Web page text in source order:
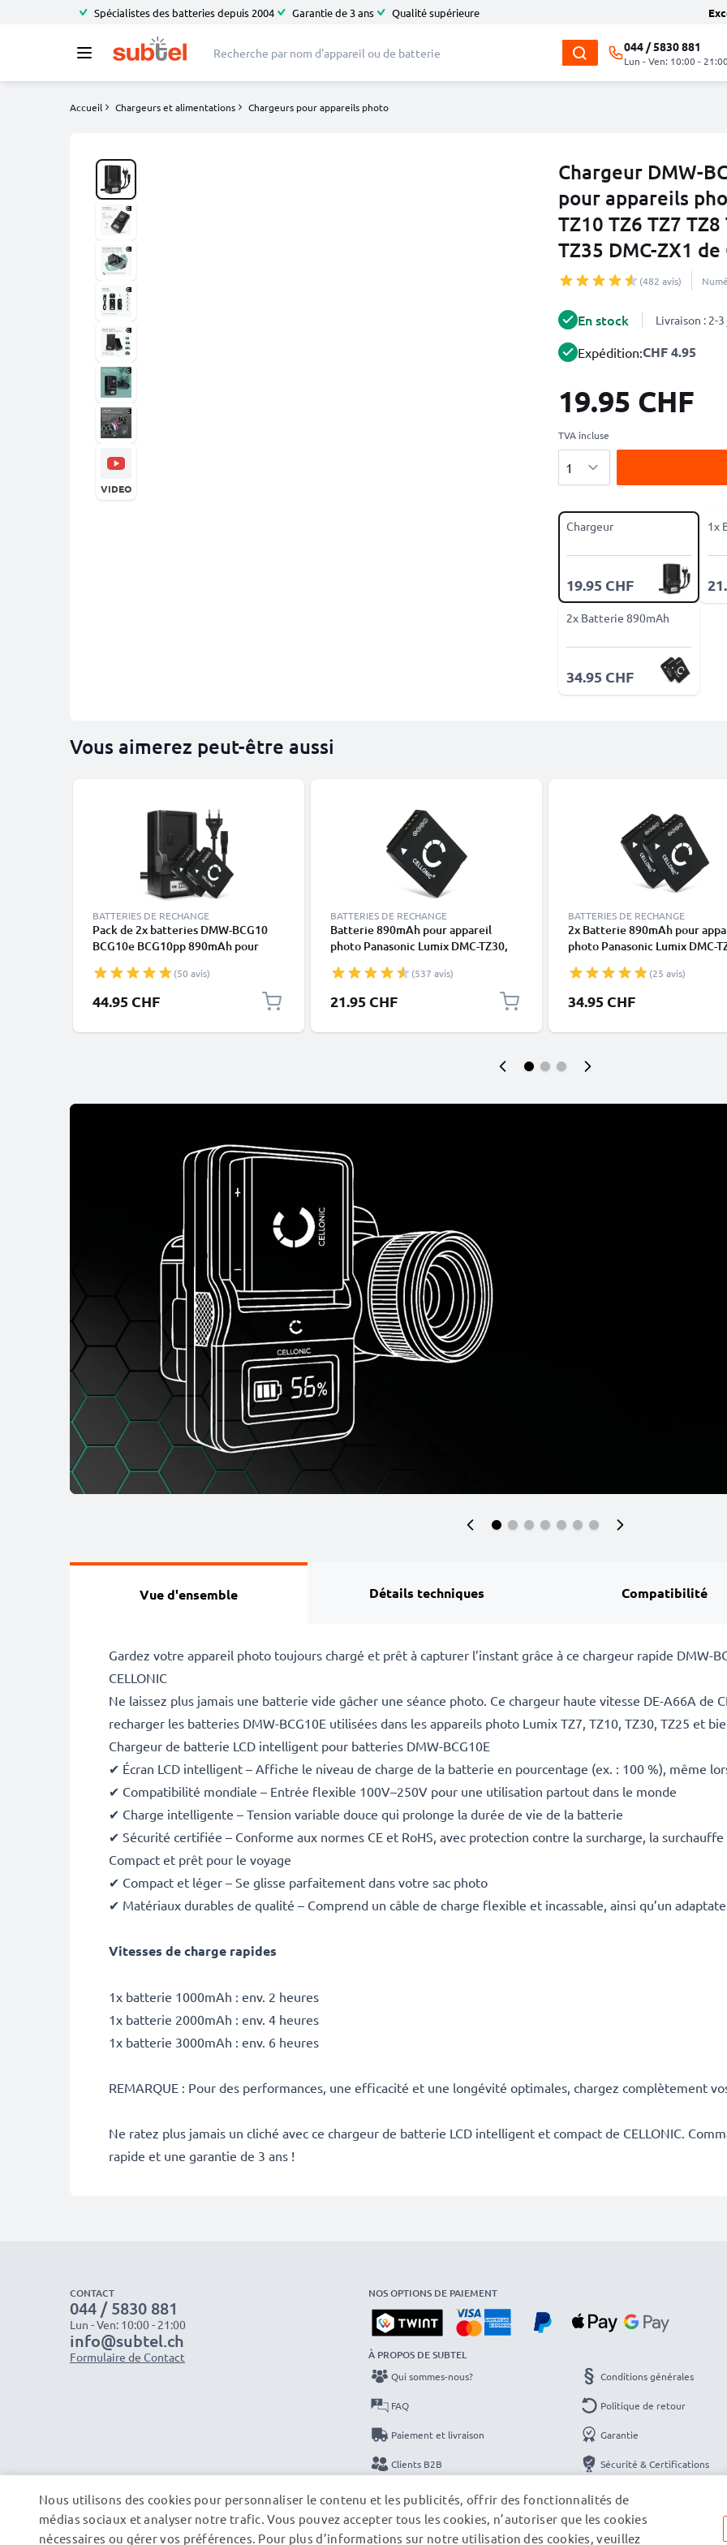
Spécialistes des batteries depuis 2004 Garantie de 3 ans Qualité supérieure
044 / 5830 881
Lun - Ven: 10:00 - 21:00
Accueil Chargeurs et alimentations Chargeurs pour appareils photo
Chargeur DMW-
pour appareils
TZ10 TZ6 TZ7
TZ35 DMC-ZX1 de
(482 avis)
VIDEO
En stock Livraison : 2-
Expédition:CHF 4.95
19.95 CHF
TVA incluse
Chargeur
19.95 CHF
1x
2x Batterie 890mAh
34.95 CHF
Vous aimerez peut-être aussi
BATTERIES DE RECHANGE
Pack de 2x batteries DMW-BCG10
BCG10e BCG10pp 890mAh pour
DMC-TZ10 TZ6 TZ7 TZ8 TZ18 TZ20
TZ25 TZ30 TZ31 TZ35 DMC-ZX1 -
Avec chargeur DE-A66 et câble
(50 avis)
44.95 CHF
BATTERIES DE RECHANGE
Batterie 890mAh pour appareil
photo Panasonic Lumix DMC-TZ30,
Remplacement modèle DMW-BCG10
-BCG10E -BCG10pp
(537 avis)
21.95 CHF
BATTERIES DE RECHANGE
2x Batterie 890mAh pour
photo Panasonic Lumix DMC-
Remplacement modèle DMW-
BCG10E
(25 avis)
34.95 CHF
Vue d'ensemble Détails techniques Compatibilité
Gardez votre appareil photo toujours chargé et prêt à capturer l’instant grâce à ce chargeur rapide DMW-
CELLONIC
Ne laissez plus jamais une batterie vide gâcher une séance photo. Ce chargeur haute vitesse DE-A66A de
recharger les batteries DMW-BCG10E utilisées dans les appareils photo Lumix TZ7, TZ10, TZ30, TZ25 et
Chargeur de batterie LCD intelligent pour batteries DMW-BCG10E
✔ Écran LCD intelligent – Affiche le niveau de charge de la batterie en pourcentage (ex. : 100 %), même
✔ Compatibilité mondiale – Entrée flexible 100V–250V pour une utilisation partout dans le monde
✔ Charge intelligente – Tension variable douce qui prolonge la durée de vie de la batterie
✔ Sécurité certifiée – Conforme aux normes CE et RoHS, avec protection contre la surcharge, la
Compact et prêt pour le voyage
✔ Compact et léger – Se glisse parfaitement dans votre sac photo
✔ Matériaux durables de qualité – Comprend un câble de charge flexible et incassable, ainsi qu’un
Vitesses de charge rapides
1x batterie 1000mAh : env. 2 heures
1x batterie 2000mAh : env. 4 heures
1x batterie 3000mAh : env. 6 heures
REMARQUE : Pour des performances, une efficacité et une longévité optimales, chargez complètement
Ne ratez plus jamais un cliché avec ce chargeur de batterie LCD intelligent et compact de CELLONIC.
rapide et une garantie de 3 ans !
CONTACT
044 / 5830 881
Lun - Ven: 10:00 - 21:00
info@subtel.ch
Formulaire de Contact
NOS OPTIONS DE PAIEMENT
À PROPOS DE SUBTEL
Qui sommes-nous?
FAQ
Paiement et livraison
Clients B2B
Catalogues
Contact
Conditions générales
Politique de retour
Garantie
Sécurité & Certifications
Protection des données
Mentions légales
Nous utilisons des cookies pour personnaliser le contenu et les publicités, offrir des fonctionnalités de
médias sociaux et analyser notre trafic. Vous pouvez accepter tous les cookies, n’autoriser que les cookies
nécessaires ou gérer vos préférences. Pour plus d’informations sur notre utilisation des cookies, veuillez